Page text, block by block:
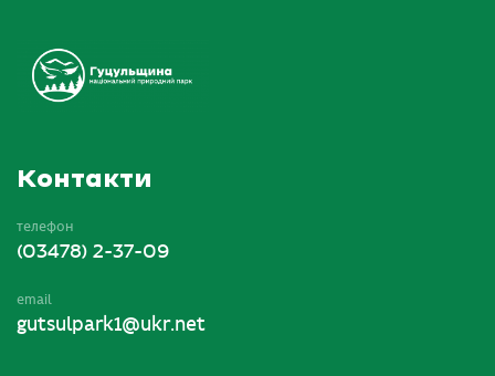
Контакти
телефон
(03478) 2-37-09
email
gutsulpark1@ukr.net